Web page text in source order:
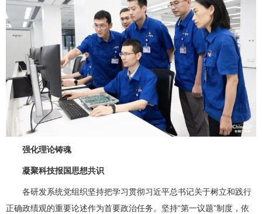
强化理论铸魂
凝聚科技报国思想共识
各研发系统党组织坚持把学习贯彻习近平总书记关于树立和践行
正确政绩观的重要论述作为首要政治任务。坚持“第一议题”制度，依